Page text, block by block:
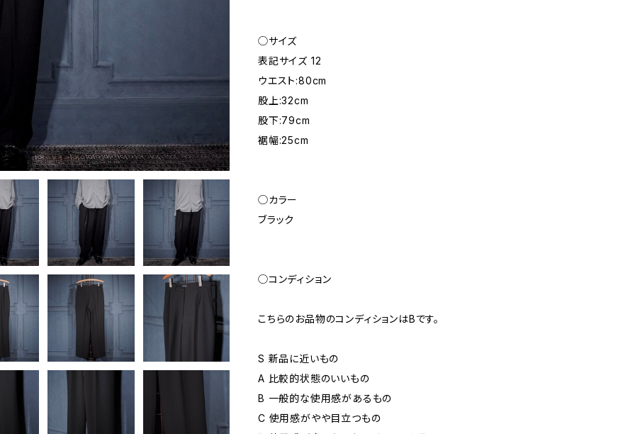
◯サイズ
表記サイズ 12
ウエスト:80cm
股上:32cm
股下:79cm
裾幅:25cm
◯カラー
ブラック
◯コンディション
こちらのお品物のコンディションはBです。
S 新品に近いもの
A 比較的状態のいいもの
B 一般的な使用感があるもの
C 使用感がやや目立つもの